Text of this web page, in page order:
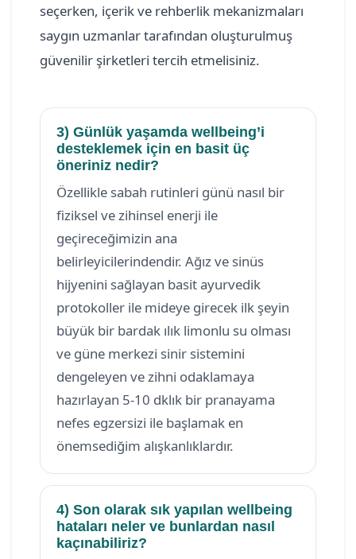
seçerken, içerik ve rehberlik mekanizmaları
saygın uzmanlar tarafından oluşturulmuş
güvenilir şirketleri tercih etmelisiniz.
3) Günlük yaşamda wellbeing’i
desteklemek için en basit üç
öneriniz nedir?
Özellikle sabah rutinleri günü nasıl bir
fiziksel ve zihinsel enerji ile
geçireceğimizin ana
belirleyicilerindendir. Ağız ve sinüs
hijyenini sağlayan basit ayurvedik
protokoller ile mideye girecek ilk şeyin
büyük bir bardak ılık limonlu su olması
ve güne merkezi sinir sistemini
dengeleyen ve zihni odaklamaya
hazırlayan 5-10 dklık bir pranayama
nefes egzersizi ile başlamak en
önemsediğim alışkanlıklardır.
4) Son olarak sık yapılan wellbeing
hataları neler ve bunlardan nasıl
kaçınabiliriz?